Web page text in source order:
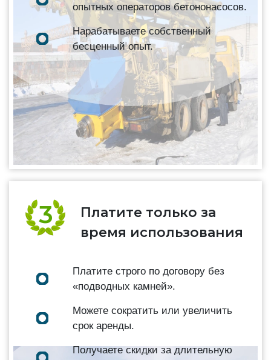
опытных операторов бетононасосов.
Нарабатываете собственный
бесценный опыт.
Платите только за
время использования
Платите строго по договору без
«подводных камней».
Можете сократить или увеличить
срок аренды.
Получаете скидки за длительную